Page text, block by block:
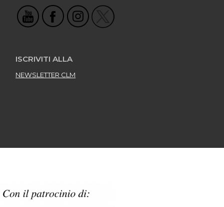
ISCRIVITI ALLA
NEWSLETTER CLM